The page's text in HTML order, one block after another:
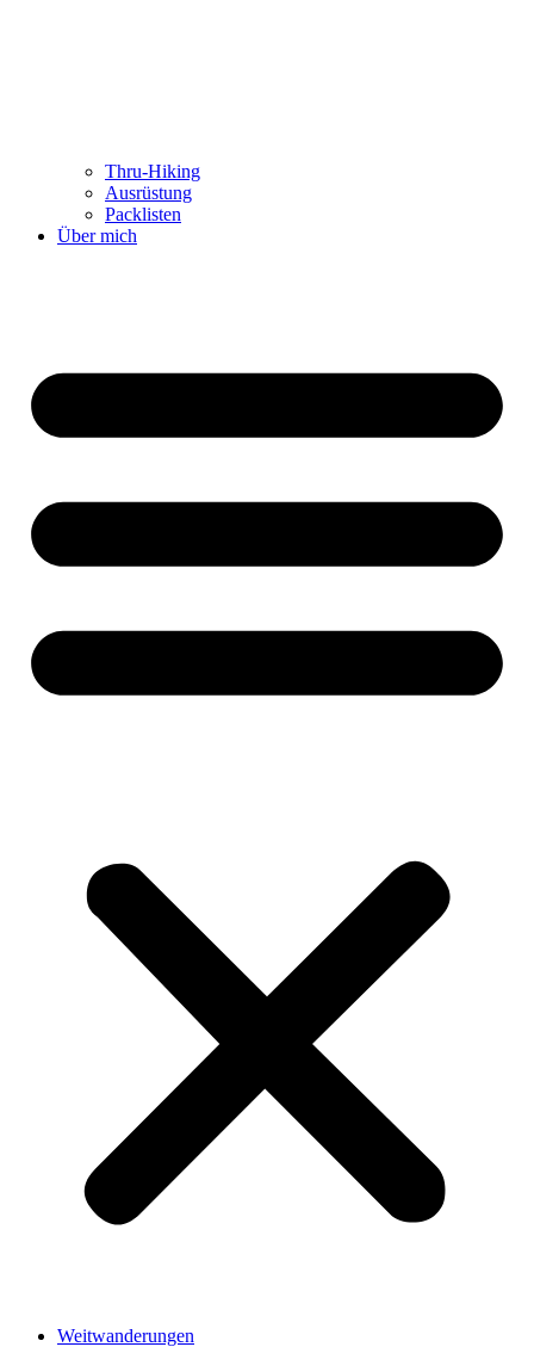
Thru-Hiking
Ausrüstung
Packlisten
Über mich
Weitwanderungen